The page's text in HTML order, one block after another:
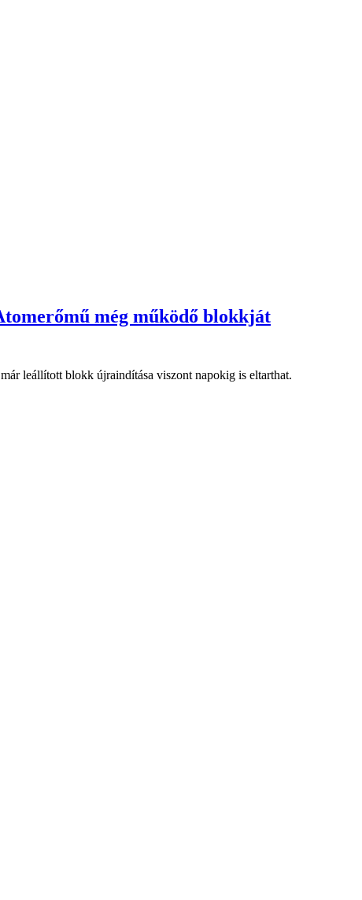
még működő blokkját
leállított blokk újraindítása viszont napokig is eltarthat.